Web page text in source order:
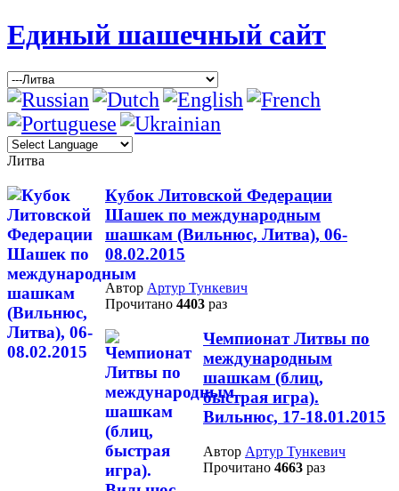
Единый шашечный сайт
Литва
Кубок Литовской Федерации
Шашек по международным
шашкам (Вильнюс, Литва), 06-
08.02.2015
Автор Артур Тункевич
Прочитано 4403 раз
Чемпионат Литвы по
международным
шашкам (блиц,
быстрая игра).
Вильнюс, 17-18.01.2015
Автор Артур Тункевич
Прочитано 4663 раз